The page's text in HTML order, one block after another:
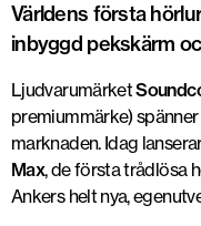
Världens första
inbyggd pekskärm
Ljudvarumärket
premiummärke)
marknaden. Idag
Max, de första trådlösa
Ankers helt nya,